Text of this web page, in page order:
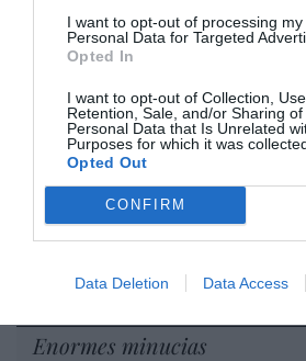
I want to opt-out of processing my
Personal Data for Targeted
Opted In
I want to opt-out of Collection, Use,
Retention, Sale, and/or Sharing of
Personal Data that Is Unrelated
Purposes for which it was
Opted Out
CONFIRM
Data Deletion Data Access
DIARIO DE LA
Diario de la corrupción
Audiencia Nacional
investigación del caso
ingente material incautado
por Redacción
Artículos anteriores
Opinión
Enormes minucias